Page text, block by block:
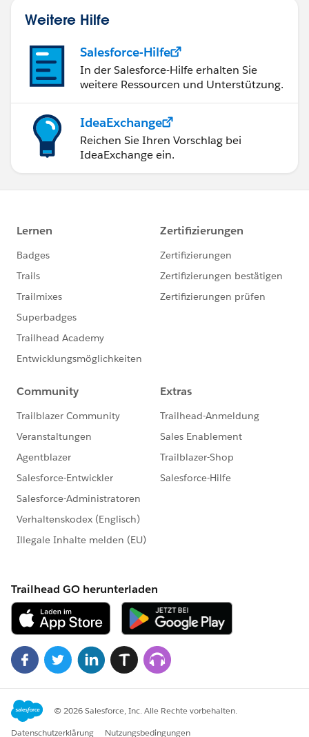
Weitere Hilfe
Salesforce-Hilfe
In der Salesforce-Hilfe erhalten Sie
weitere Ressourcen und Unterstützung.
IdeaExchange
Reichen Sie Ihren Vorschlag bei
IdeaExchange ein.